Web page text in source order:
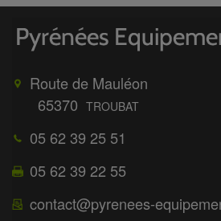
Route de Mauléon
65370 TROUBAT
05 62 39 25 51
05 62 39 22 55
contact@pyrenees-